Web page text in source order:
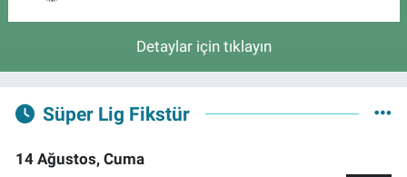
Detaylar için tıklayın
Süper Lig Fikstür
14 Ağustos, Cuma